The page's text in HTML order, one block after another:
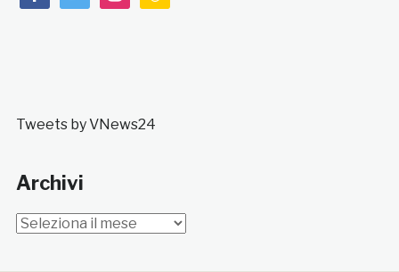
Tweets by VNews24
Archivi
Archivi